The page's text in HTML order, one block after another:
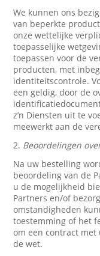
We kunnen ons
van beperkte
onze wettelijke
toepasselijke
toepassen voor de
producten, met
identiteitscontrole.
een geldig, door de
z’n Diensten uit te
meewerkt aan de
2. Beoordelingen
Na uw bestelling
beoordeling van de
u de mogelijkheid
Partners en/of
omstandigheden
toestemming of het
om een contract met
de wet.